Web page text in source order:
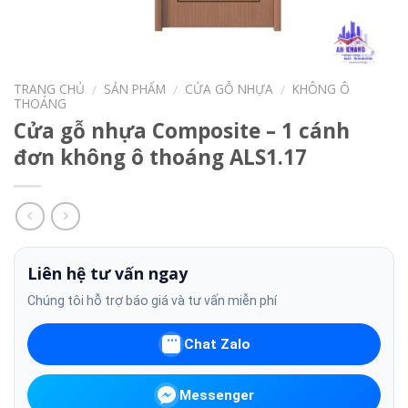
TRANG CHỦ / SẢN PHẨM / CỬA GỖ NHỰA / KHÔNG Ô
THOÁNG
Cửa gỗ nhựa Composite – 1 cánh
đơn không ô thoáng ALS1.17
Liên hệ tư vấn ngay
Chúng tôi hỗ trợ báo giá và tư vấn miễn phí
Chat Zalo
Messenger